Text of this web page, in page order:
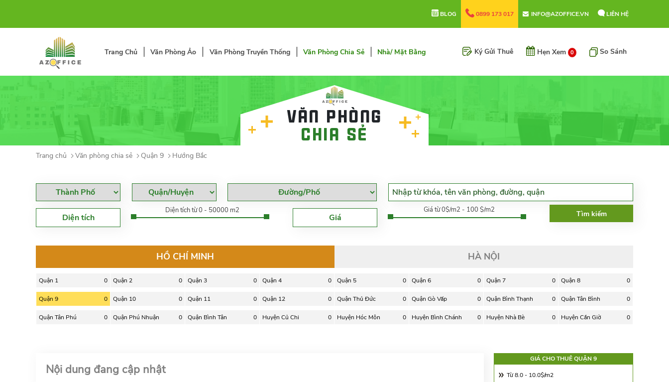
BLOG 0899 173 017 INFO@AZOFFICE.VN LIÊN HỆ
Trang Chủ Văn Phòng Ảo Văn Phòng Truyền Thống Văn Phòng Chia Sẻ Nhà/ Mặt Bằng Ký Gửi Thuê Hẹn Xem 0 So Sánh
Văn phòng
chia sẻ
Trang chủ Văn phòng chia sẻ Quận 9 Hướng Bắc
Diện tích
Diện tích từ 0 - 50000 m2
Giá
Giá từ 0$/m2 - 100 $/m2
HỒ CHÍ MINH HÀ NỘI
Quận 1 0 Quận 2 0 Quận 3 0 Quận 4 0 Quận 5 0 Quận 6 0 Quận 7 0 Quận 8 0
Quận 9 0 Quận 10 0 Quận 11 0 Quận 12 0 Quận Thủ Đức 0 Quận Gò Vấp 0 Quận Bình Thạnh 0 Quận Tân Bình 0
Quận Tân Phú 0 Quận Phú Nhuận 0 Quận Bình Tân 0 Huyện Củ Chi 0 Huyện Hóc Môn 0 Huyện Bình Chánh 0 Huyện Nhà Bè 0 Huyện Cần Giờ 0
Nội dung đang cập nhật
GIÁ CHO THUÊ QUẬN 9
Từ 8.0 - 10.0$/m2